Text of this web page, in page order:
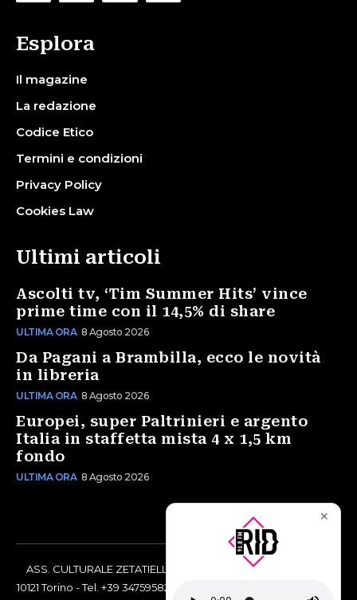
Esplora
Il magazine
La redazione
Codice Etico
Termini e condizioni
Privacy Policy
Cookies Law
Ultimi articoli
Ascolti tv, ‘Tim Summer Hits’ vince
prime time con il 14,5% di share
ULTIMA ORA 8 Agosto 2026
Da Pagani a Brambilla, ecco le novità
in libreria
ULTIMA ORA 8 Agosto 2026
Europei, super Paltrinieri e argento
Italia in staffetta mista 4 x 1,5 km
fondo
ULTIMA ORA 8 Agosto 2026
ASS. CULTURALE ZETATIELLE OFF via Vittorio Amedeo II, 21 -
10121 Torino - Tel. +39 3475958238 - Codice Fiscale 97883690014
✕